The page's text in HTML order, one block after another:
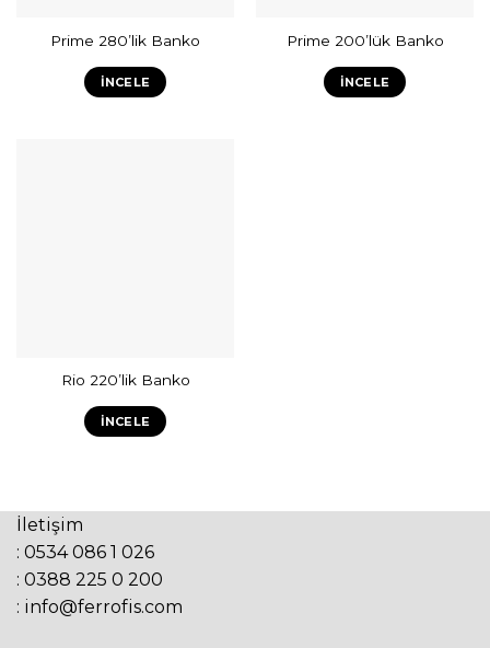
Prime 280’lik Banko
İNCELE
Prime 200’lük Banko
İNCELE
Rio 220’lik Banko
İNCELE
İletişim
: 0534 086 1 026
: 0388 225 0 200
: info@ferrofis.com